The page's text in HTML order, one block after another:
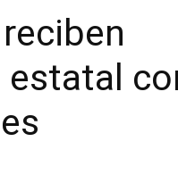
estatal